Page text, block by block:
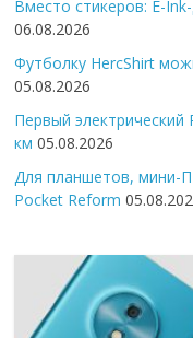
Вместо стикеров: E-
06.08.2026
Футболку HercShirt
05.08.2026
Первый электрический
км 05.08.2026
Для планшетов, мини-
Pocket Reform